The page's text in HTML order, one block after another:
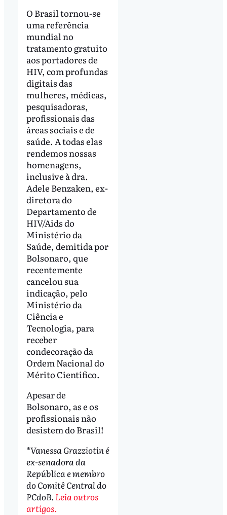
O Brasil tornou-se
uma referência
mundial no
tratamento gratuito
aos portadores de
HIV, com profundas
digitais das
mulheres, médicas,
pesquisadoras,
profissionais das
áreas sociais e de
saúde. A todas elas
rendemos nossas
homenagens,
inclusive à dra.
Adele Benzaken, ex-
diretora do
Departamento de
HIV/Aids do
Ministério da
Saúde, demitida por
Bolsonaro, que
recentemente
cancelou sua
indicação, pelo
Ministério da
Ciência e
Tecnologia, para
receber
condecoração da
Ordem Nacional do
Mérito Científico.
Apesar de
Bolsonaro, as e os
profissionais não
desistem do Brasil!
*Vanessa Grazziotin é
ex-senadora da
República e membro
do Comitê Central do
PCdoB. Leia outros
artigos.